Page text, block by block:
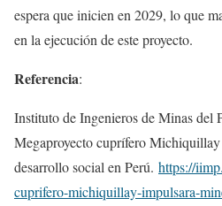
espera que inicien en 2029, lo que
en la ejecución de este proyecto.
Referencia:
Instituto de Ingenieros de Minas del
Megaproyecto cuprífero
desarrollo social en Perú. https://
cuprifero-michiquillay-impulsara-